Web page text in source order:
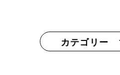
カテゴリー